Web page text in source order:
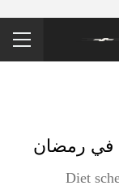
في رمضان
Diet